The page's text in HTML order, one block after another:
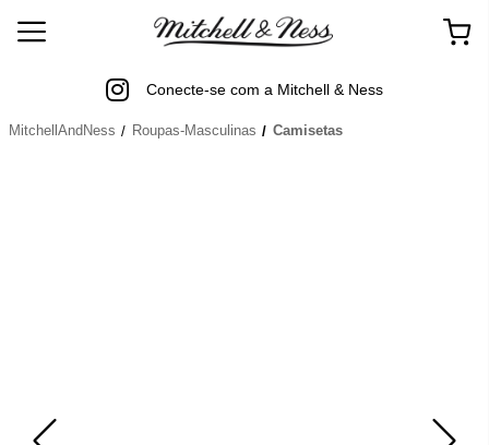
Conecte-se com a Mitchell & Ness
MitchellAndNess Roupas-Masculinas Camisetas